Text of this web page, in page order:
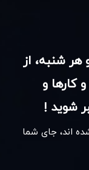
هر شنبه، از
کارها و
شوید !
اند، جای شما